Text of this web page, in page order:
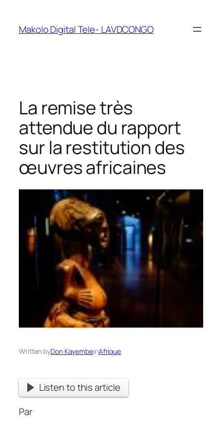
Makolo Digital Tele- LAVDCONGO
La remise très
attendue du rapport
sur la restitution des
œuvres africaines
Written byDon KayembeinAfrique
Listen to this article
Par